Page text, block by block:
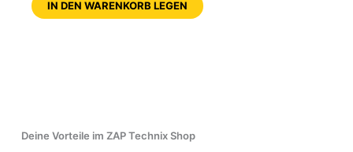
IN DEN WARENKORB LEGEN
Deine Vorteile im ZAP Technix Shop